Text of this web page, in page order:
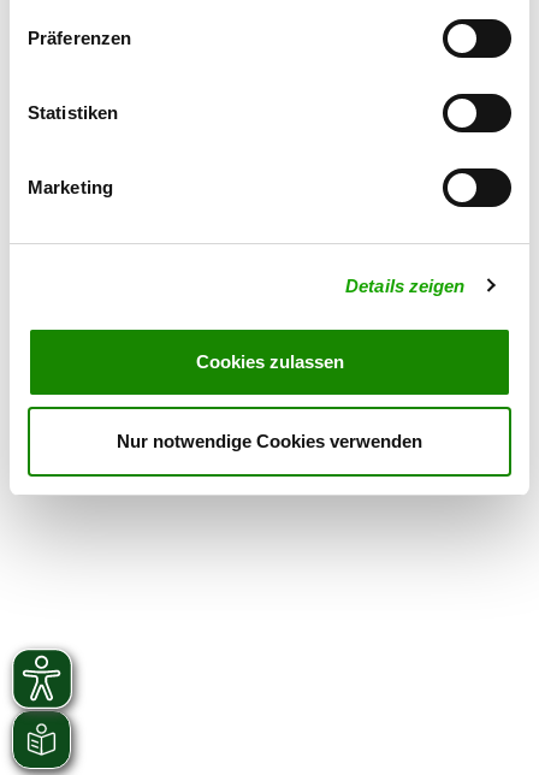
Präferenzen
Statistiken
Marketing
Details zeigen
Cookies zulassen
Nur notwendige Cookies verwenden
www.sv-og-aubing.de
Faehrte, Unterordnung, Schutzdienst
Übungszeiten im Sommer:
Samstag from 13:00 h